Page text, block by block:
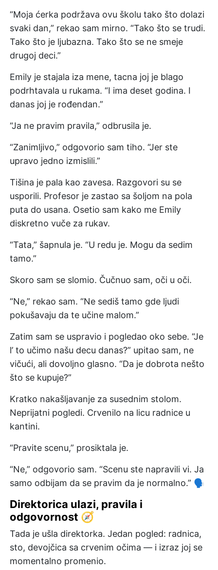
“Moja ćerka podržava ovu školu tako što dolazi
svaki dan,” rekao sam mirno. “Tako što se trudi.
Tako što je ljubazna. Tako što se ne smeje
drugoj deci.”
Emily je stajala iza mene, tacna joj je blago
podrhtavala u rukama. “I ima deset godina. I
danas joj je rođendan.”
“Ja ne pravim pravila,” odbrusila je.
“Zanimljivo,” odgovorio sam tiho. “Jer ste
upravo jedno izmislili.”
Tišina je pala kao zavesa. Razgovori su se
usporili. Profesor je zastao sa šoljom na pola
puta do usana. Osetio sam kako me Emily
diskretno vuče za rukav.
“Tata,” šapnula je. “U redu je. Mogu da sedim
tamo.”
Skoro sam se slomio. Čučnuo sam, oči u oči.
“Ne,” rekao sam. “Ne sediš tamo gde ljudi
pokušavaju da te učine malom.”
Zatim sam se uspravio i pogledao oko sebe. “Je
l’ to učimo našu decu danas?” upitao sam, ne
vičući, ali dovoljno glasno. “Da je dobrota nešto
što se kupuje?”
Kratko nakašljavanje za susednim stolom.
Neprijatni pogledi. Crvenilo na licu radnice u
kantini.
“Pravite scenu,” prosiktala je.
“Ne,” odgovorio sam. “Scenu ste napravili vi. Ja
samo odbijam da se pravim da je normalno.” 🗣️
Direktorica ulazi, pravila i
odgovornost 🧭
Tada je ušla direktorka. Jedan pogled: radnica,
sto, devojčica sa crvenim očima — i izraz joj se
momentalno promenio.